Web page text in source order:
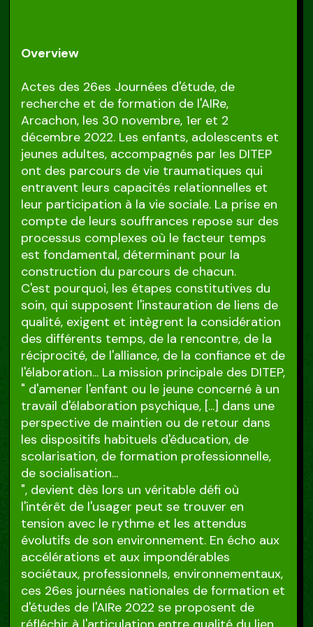
Overview
Actes des 26es Journées d'étude, de
recherche et de formation de l'AIRe,
Arcachon, les 30 novembre, 1er et 2
décembre 2022. Les enfants, adolescents et
jeunes adultes, accompagnés par les DITEP
ont des parcours de vie traumatiques qui
entravent leurs capacités relationnelles et
leur participation à la vie sociale. La prise en
compte de leurs souffrances repose sur des
processus complexes où le facteur temps
est fondamental, déterminant pour la
construction du parcours de chacun.
C'est pourquoi, les étapes constitutives du
soin, qui supposent l'instauration de liens de
qualité, exigent et intègrent la considération
des différents temps, de la rencontre, de la
réciprocité, de l'alliance, de la confiance et de
l'élaboration... La mission principale des DITEP,
" d'amener l'enfant ou le jeune concerné à un
travail d'élaboration psychique, [...] dans une
perspective de maintien ou de retour dans
les dispositifs habituels d'éducation, de
scolarisation, de formation professionnelle,
de socialisation...
", devient dès lors un véritable défi où
l'intérêt de l'usager peut se trouver en
tension avec le rythme et les attendus
évolutifs de son environnement. En écho aux
accélérations et aux impondérables
sociétaux, professionnels, environnementaux,
ces 26es journées nationales de formation et
d'études de l'AIRe 2022 se proposent de